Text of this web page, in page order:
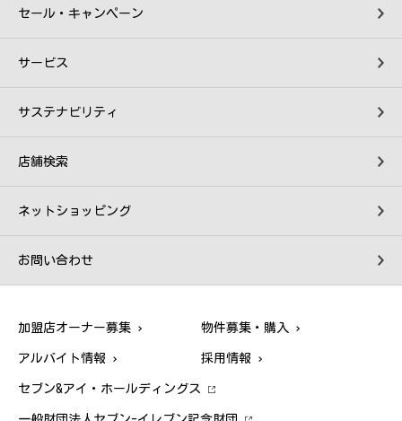
セール・キャンペーン
サービス
サステナビリティ
店舗検索
ネットショッピング
お問い合わせ
加盟店オーナー募集 物件募集・購入
アルバイト情報 採用情報
セブン&アイ・ホールディングス